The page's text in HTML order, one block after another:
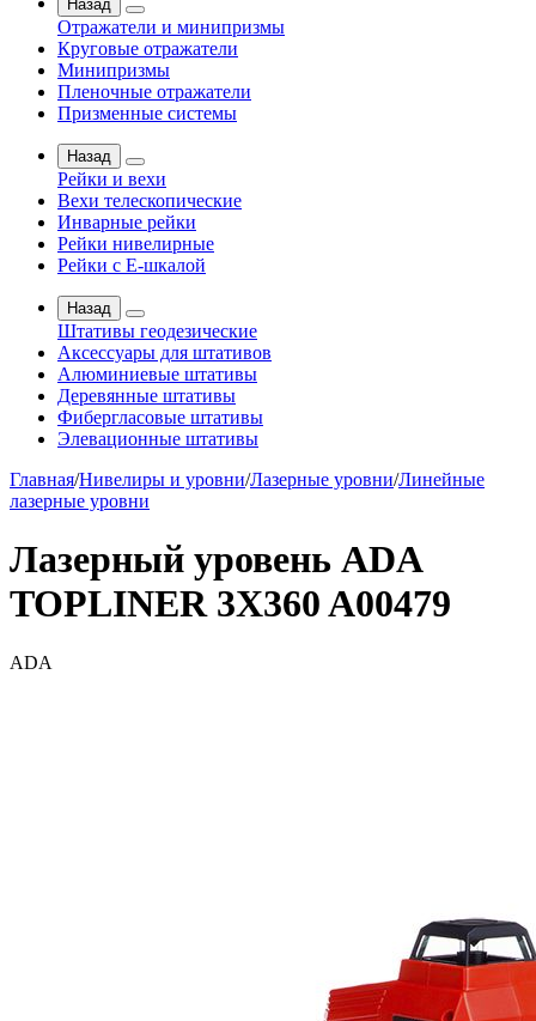
Назад
Отражатели и минипризмы
Круговые отражатели
Минипризмы
Пленочные отражатели
Призменные системы
Назад
Рейки и вехи
Вехи телескопические
Инварные рейки
Рейки нивелирные
Рейки с Е-шкалой
Назад
Штативы геодезические
Аксессуары для штативов
Алюминиевые штативы
Деревянные штативы
Фибергласовые штативы
Элевационные штативы
Главная/Нивелиры и уровни/Лазерные уровни/Линейные
лазерные уровни
Лазерный уровень ADA
TOPLINER 3X360 A00479
ADA